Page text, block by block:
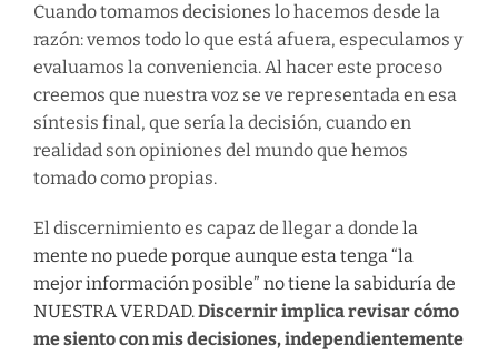
Cuando tomamos decisiones lo hacemos desde la
razón: vemos todo lo que está afuera, especulamos y
evaluamos la conveniencia. Al hacer este proceso
creemos que nuestra voz se ve representada en esa
síntesis final, que sería la decisión, cuando en
realidad son opiniones del mundo que hemos
tomado como propias.
El discernimiento es capaz de llegar a donde la
mente no puede porque aunque esta tenga “la
mejor información posible” no tiene la sabiduría de
NUESTRA VERDAD.Discernir implica revisar cómo
me siento con mis decisiones, independientemente